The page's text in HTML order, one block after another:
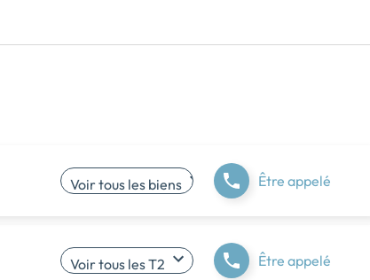
Voir tous les biens Être appelé
Voir tous les T2 Être appelé